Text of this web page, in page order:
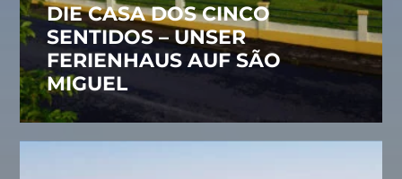
DIE CASA DOS CINCO
SENTIDOS – UNSER
FERIENHAUS AUF SÃO
MIGUEL